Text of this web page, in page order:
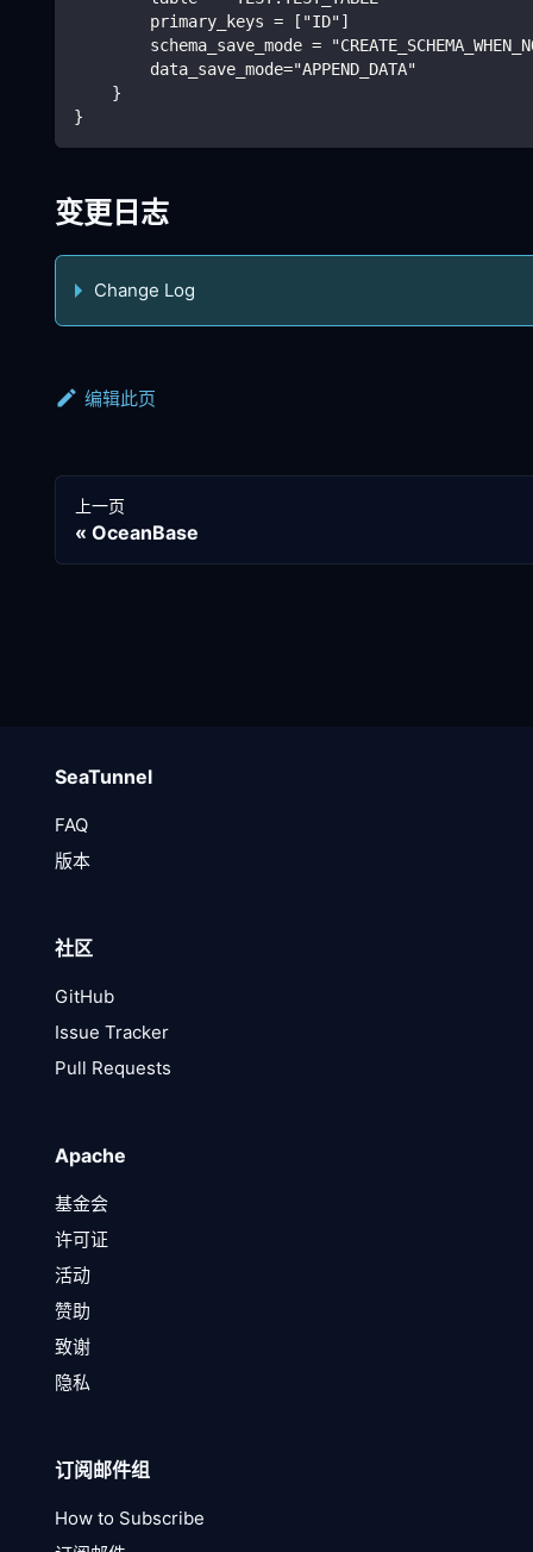
        primary_keys = ["ID"]
schema_save_mode =
        data_save_mode="APPEND_DATA"
    }
}
变更日志
Change Log
编辑此页
上一页
OceanBase
SeaTunnel
FAQ
版本
社区
GitHub
Issue Tracker
Pull Requests
Apache
基金会
许可证
活动
赞助
致谢
隐私
订阅邮件组
How to Subscribe